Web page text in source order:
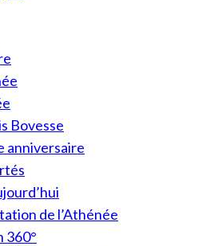
Bovesse
anniversaire
de l’Athénée
360°